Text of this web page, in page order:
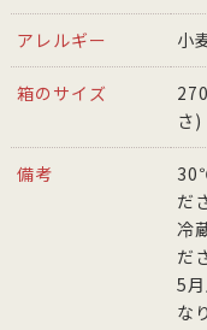
アレルギー 小
箱のサイズ
さ)
備考
だ
冷
だ
5
な